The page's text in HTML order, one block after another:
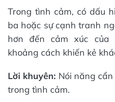
Trong tình cảm, có dấu
ba hoặc sự cạnh tranh
hơn đến cảm xúc của
khoảng cách khiến kẻ
Lời khuyên: Nói năng
trong tình cảm.